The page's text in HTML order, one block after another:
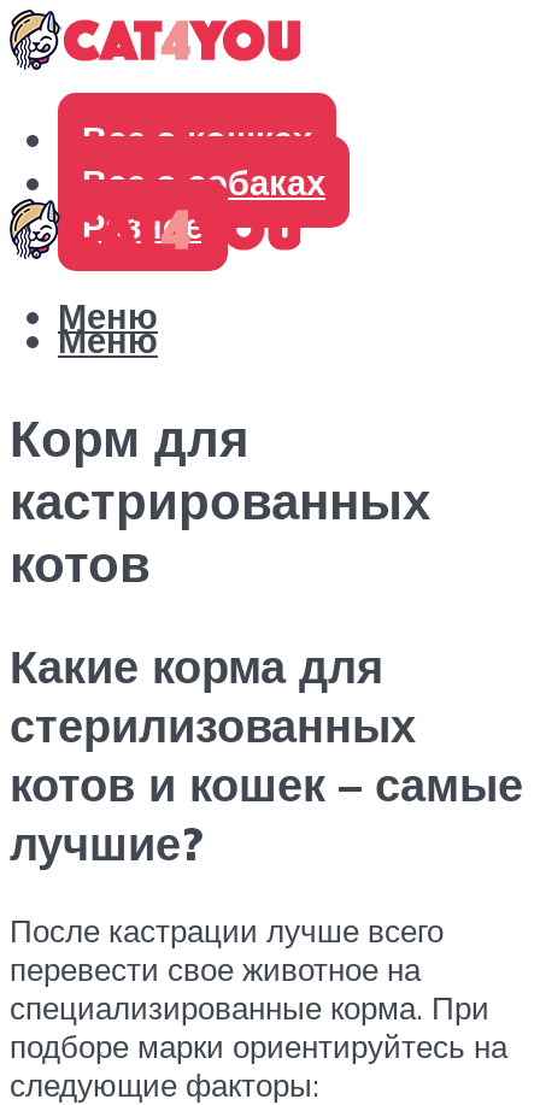
Все о кошках
Все о собаках
Разное
Меню
Меню
Корм для
кастрированных
котов
Какие корма для
стерилизованных
котов и кошек – самые
лучшие?
После кастрации лучше всего
перевести свое животное на
специализированные корма. При
подборе марки ориентируйтесь на
следующие факторы: